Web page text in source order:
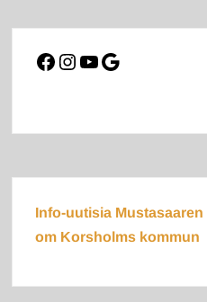
Facebook
Instagram
YouTube
Google
Info-uutisia
om Korsholms kommun